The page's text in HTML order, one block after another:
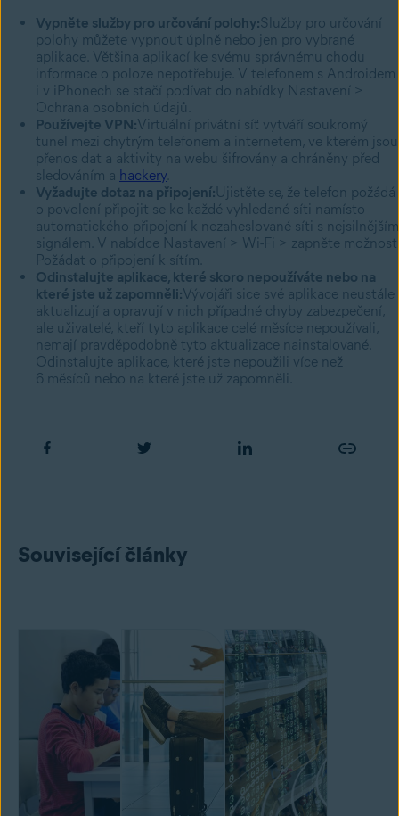
Vypněte služby pro určování polohy:Služby pro určování
polohy můžete vypnout úplně nebo jen pro vybrané
aplikace. Většina aplikací ke svému správnému chodu
informace o poloze nepotřebuje. V telefonem s Androidem
i v iPhonech se stačí podívat do nabídky Nastavení >
Ochrana osobních údajů.
Používejte VPN:Virtuální privátní síť vytváří soukromý
tunel mezi chytrým telefonem a internetem, ve kterém jsou
přenos dat a aktivity na webu šifrovány a chráněny před
sledováním a hackery
Vyžadujte dotaz na připojení:Ujistěte se, že telefon požádá
o povolení připojit se ke každé vyhledané síti namísto
automatického připojení k nezaheslované síti s nejsilnějším
signálem. V nabídce Nastavení > Wi-Fi > zapněte možnost
Požádat o připojení k sítím.
Odinstalujte aplikace, které skoro nepoužíváte nebo na
které jste už zapomněli:Vývojáři sice své aplikace neustále
aktualizují a opravují v nich případné chyby zabezpečení,
ale uživatelé, kteří tyto aplikace celé měsíce nepoužívali,
nemají pravděpodobně tyto aktualizace nainstalované.
Odinstalujte aplikace, které jste nepoužili více než
6 měsíců nebo na které jste už zapomněli.
Související články